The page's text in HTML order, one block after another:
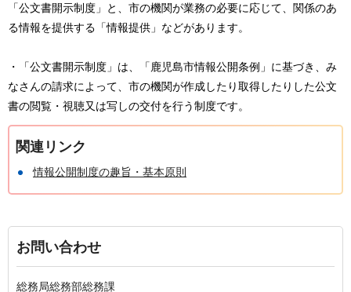
「公文書開示制度」と、市の機関が業務の必要に応じて、関係のあ
る情報を提供する「情報提供」などがあります。
・「公文書開示制度」は、「鹿児島市情報公開条例」に基づき、み
なさんの請求によって、市の機関が作成したり取得したりした公文
書の閲覧・視聴又は写しの交付を行う制度です。
関連リンク
情報公開制度の趣旨・基本原則
お問い合わせ
総務局総務部総務課